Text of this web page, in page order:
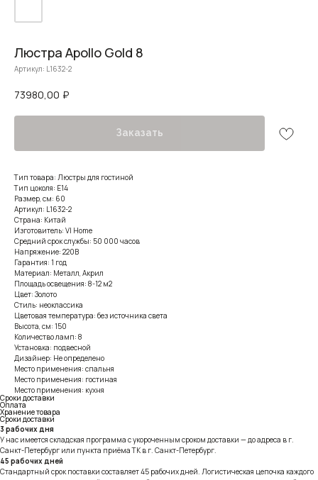
Люстра Apollo Gold 8
Артикул: L1632-2
73980,00 ₽
Заказать
Тип товара: Люстры для гостиной
Тип цоколя: E14
Размер, см: 60
Артикул: L1632-2
Страна: Китай
Изготовитель: VI Home
Средний срок службы: 50 000 часов
Напряжение: 220В
Гарантия: 1 год
Материал: Металл, Акрил
Площадь освещения: 8-12 м2
Цвет: Золото
Стиль: неоклассика
Цветовая температура: без источника света
Высота, см: 150
Количество ламп: 8
Установка: подвесной
Дизайнер: Не определено
Место применения: спальня
Место применения: гостиная
Место применения: кухня
Сроки доставки
Оплата
Хранение товара
Сроки доставки
3 рабочих дня
У нас имеется складская программа с укороченным сроком доставки — до адреса в г.
Санкт-Петербург или пункта приёма ТК в г. Санкт-Петербург.
45 рабочих дней
Стандартный срок поставки составляет 45 рабочих дней. Логистическая цепочка каждого